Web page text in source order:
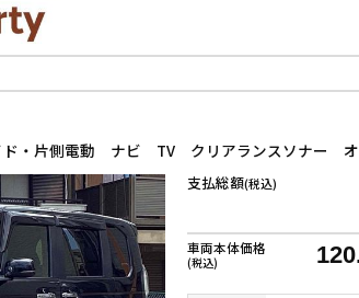
支払総額(税込)
車両本体価格
(税込)